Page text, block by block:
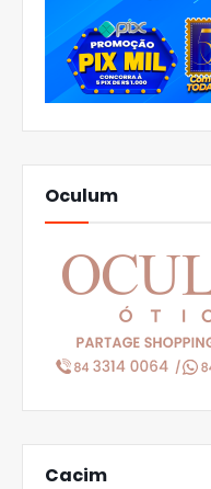
Oculum
Cacim